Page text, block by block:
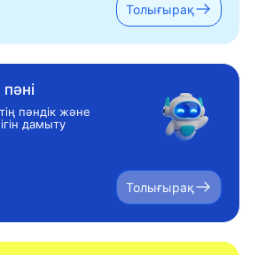
Толығырақ
пәндік және
дамыту
Толығырақ